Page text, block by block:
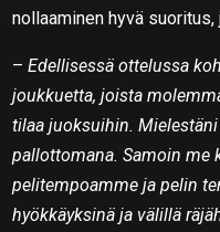
nollaaminen hyvä
–Edellisessä ottelussa
joukkuetta, joista
tilaa juoksuihin.
pallottomana. Samoin me
pelitempoamme ja pelin
hyökkäyksinä ja välillä